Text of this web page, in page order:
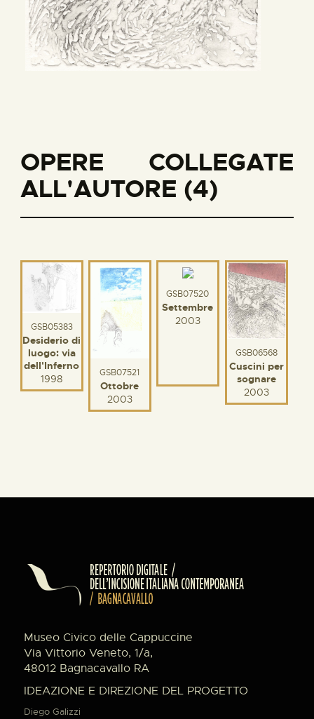
OPERE COLLEGATE
ALL'AUTORE (4)
GSB05383
Desiderio di
luogo: via
dell'Inferno
1998
GSB07521
Ottobre
2003
GSB07520
Settembre
2003
GSB06568
Cuscini per
sognare
2003
Museo Civico delle Cappuccine
Via Vittorio Veneto, 1/a,
48012 Bagnacavallo RA
IDEAZIONE E DIREZIONE DEL PROGETTO
Diego Galizzi